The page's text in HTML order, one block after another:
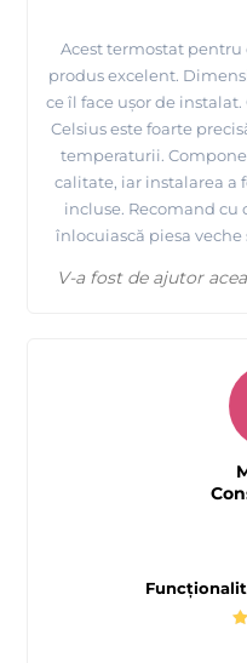
Acest termostat pentru
produs excelent.
ce îl face ușor de instalat.
Celsius este foarte
temperaturii.
calitate, iar instalarea a
incluse. Recomand cu
înlocuiască piesa
V-a fost de ajutor